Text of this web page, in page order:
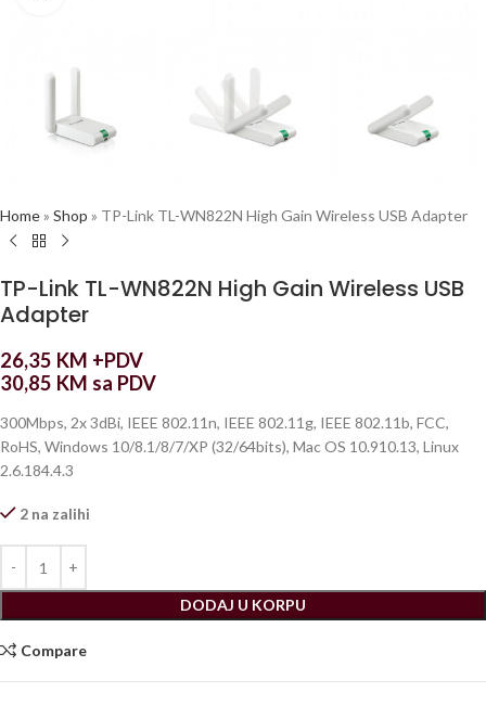
Home» Shop » TP-Link TL-WN822N High Gain Wireless USB Adapter
TP-Link TL-WN822N High Gain Wireless USB
Adapter
26,35 KM +PDV
30,85 KM sa PDV
300Mbps, 2x 3dBi, IEEE 802.11n, IEEE 802.11g, IEEE 802.11b, FCC,
RoHS, Windows 10/8.1/8/7/XP (32/64bits), Mac OS 10.910.13, Linux
2.6.184.4.3
2 na zalihi
DODAJ U KORPU
Compare